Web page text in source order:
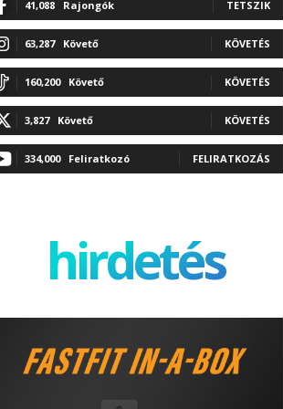
41,088 Rajongók TETSZIK
63,287 Követő KÖVETÉS
160,200 Követő KÖVETÉS
3,827 Követő KÖVETÉS
334,000 Feliratkozó FELIRATKOZÁS
hirdetés